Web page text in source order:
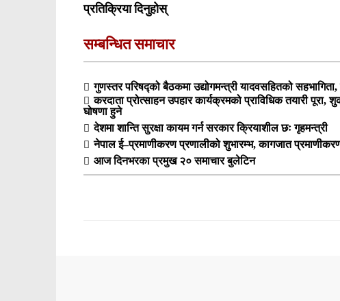
प्रतिक्रिया दिनुहोस्
सम्बन्धित समाचार
गुणस्तर परिषद्को बैठकमा उद्योगमन्त्री यादवसहितको
करदाता प्रोत्साहन उपहार कार्यक्रमको प्राविधिक तयारी
घोषणा हुने
देशमा शान्ति सुरक्षा कायम गर्न सरकार क्रियाशील छः गृहमन्त्री
नेपाल ई–प्रमाणीकरण प्रणालीको शुभारम्भ, कागजात
आज दिनभरका प्रमुख २० समाचार बुलेटिन